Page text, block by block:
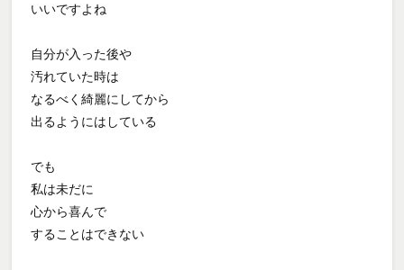
いいですよね
自分が入った後や
汚れていた時は
なるべく綺麗にしてから
出るようにはしている
でも
私は未だに
心から喜んで
することはできない